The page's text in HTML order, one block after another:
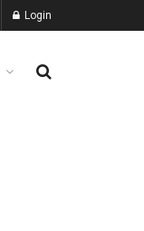
Login